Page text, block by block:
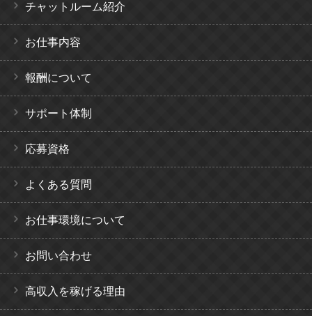
チャットルーム紹介
お仕事内容
報酬について
サポート体制
応募資格
よくある質問
お仕事環境について
お問い合わせ
高収入を稼げる理由